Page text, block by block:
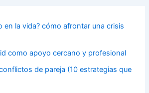
en la vida? cómo afrontar una crisis
como apoyo cercano y profesional
de pareja (10 estrategias que